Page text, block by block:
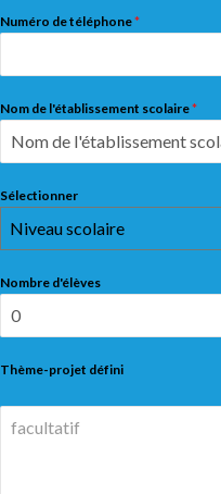
Numéro de téléphone*
Nom de l'établissement scolaire*
Sélectionner
Niveau scolaire
Nombre d'élèves
Thème-projet défini